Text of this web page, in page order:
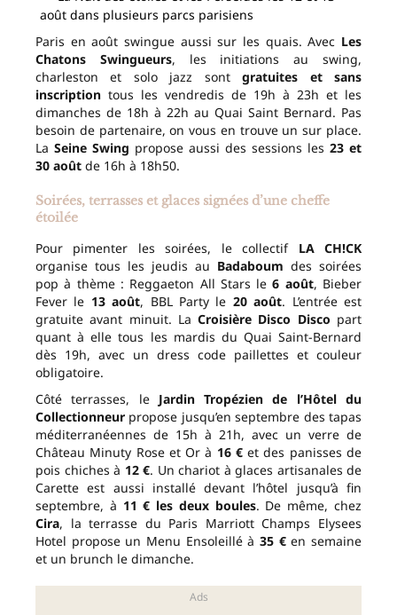
août dans plusieurs parcs parisiens
Paris en août swingue aussi sur les quais. Avec Les
Chatons Swingueurs, les initiations au swing,
charleston et solo jazz sontgratuites et sans
inscription tous les vendredis de 19h à 23h et les
dimanches de 18h à 22h au Quai Saint Bernard. Pas
besoin de partenaire, on vous en trouve un sur place.
La Seine Swing propose aussi des sessions les 23 et
30 août de 16h à 18h50.
Soirées, terrasses et glaces signées d’une cheffe
étoilée
Pour pimenter les soirées, le collectif LA CH!CK
organise tous les jeudis au Badaboum des soirées
pop à thème : Reggaeton All Stars le6 août, Bieber
Fever le 13 août, BBL Party le 20 août. L’entrée est
gratuite avant minuit. LaCroisière Disco Disco part
quant à elle tous les mardis du Quai Saint-Bernard
dès 19h, avec un dress code paillettes et couleur
obligatoire.
Côté terrasses, le Jardin Tropézien de l’Hôtel du
Collectionneur propose jusqu’en septembre des tapas
méditerranéennes de 15h à 21h, avec un verre de
Château Minuty Rose et Or à 16 €et des panisses de
pois chiches à 12 €. Un chariot à glaces artisanales de
Carette est aussi installé devant l’hôtel jusqu’à fin
septembre, à 11 € les deux boules. De même, chez
Cira, la terrasse du Paris Marriott Champs Elysees
Hotel propose un Menu Ensoleillé à 35 €en semaine
et un brunch le dimanche.